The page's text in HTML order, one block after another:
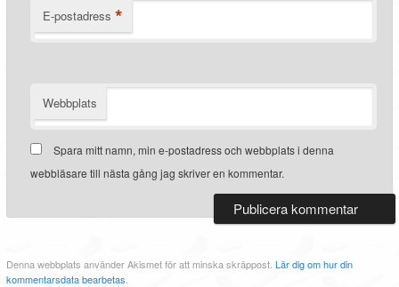
E-postadress *
Webbplats
Spara mitt namn, min e-postadress och webbplats i denna
webbläsare till nästa gång jag skriver en kommentar.
Denna webbplats använder Akismet för att minska skräppost.Lär dig om hur din
kommentarsdata bearbetas